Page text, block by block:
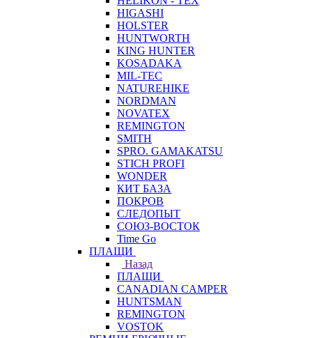
HIGASHI
HOLSTER
HUNTWORTH
KING HUNTER
KOSADAKA
MIL-TEC
NATUREHIKE
NORDMAN
NOVATEX
REMINGTON
SMITH
SPRO. GAMAKATSU
STICH PROFI
WONDER
КИТ БАЗА
ПОКРОВ
СЛЕДОПЫТ
СОЮЗ-ВОСТОК
Time Go
ПЛАЩИ
Назад
ПЛАЩИ
CANADIAN CAMPER
HUNTSMAN
REMINGTON
VOSTOK